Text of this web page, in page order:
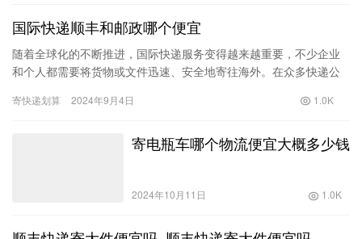
国际快递顺丰和邮政哪个便宜
随着全球化的不断推进，国际快递服务变得越来越重要，不少企业
和个人都需要将货物或文件迅速、安全地寄往海外。在众多快递公
择时常…
寄快递划算 2024年9月4日 1.0K
寄电瓶车哪个物流便宜大概多少钱
2024年10月11日 1.0K